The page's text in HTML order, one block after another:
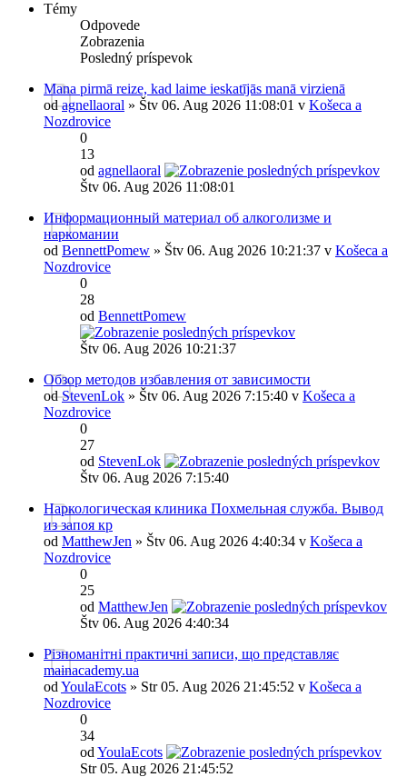
Témy
Odpovede
Zobrazenia
Posledný príspevok
Mana pirmā reize, kad laime ieskatījās manā virzienā
odagnellaoral » Štv 06. Aug 2026 11:08:01 v Košeca a
Nozdrovice
0
13
od agnellaoral
Štv 06. Aug 2026 11:08:01
Информационный материал об алкоголизме и
наркомании
od BennettPomew » Štv 06. Aug 2026 10:21:37 v Košeca a
Nozdrovice
0
28
od BennettPomew
Štv 06. Aug 2026 10:21:37
Обзор методов избавления от зависимости
odStevenLok » Štv 06. Aug 2026 7:15:40 v Košeca a
Nozdrovice
0
27
od StevenLok
Štv 06. Aug 2026 7:15:40
Наркологическая клиника Похмельная служба. Вывод
из запоя кр
od MatthewJen » Štv 06. Aug 2026 4:40:34 v Košeca a
Nozdrovice
0
25
od MatthewJen
Štv 06. Aug 2026 4:40:34
Різноманітні практичні записи, що представляє
mainacademy.ua
od YoulaEcots » Str 05. Aug 2026 21:45:52 v Košeca a
Nozdrovice
0
34
od YoulaEcots
Str 05. Aug 2026 21:45:52